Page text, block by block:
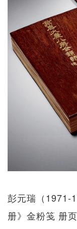
彭元瑞（1971-
册》金粉笺 册页